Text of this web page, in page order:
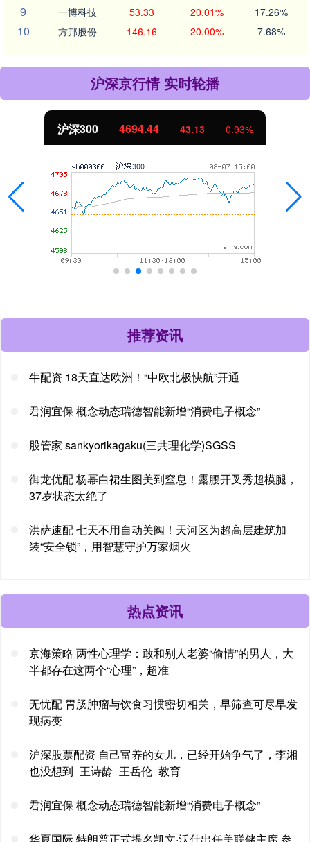
9 一博科技 53.33 20.01% 17.26%
10 方邦股份 146.16 20.00% 7.68%
沪深京行情 实时轮播
北证50 1134.24 11.37 1.01%
推荐资讯
牛配资 18天直达欧洲！“中欧北极快航”开通
君润宜保 概念动态瑞德智能新增“消费电子概念”
股管家 sankyorikagaku(三共理化学)SGSS
御龙优配 杨幂白裙生图美到窒息！露腰开叉秀超模腿，
37岁状态太绝了
洪萨速配 七天不用自动关阀！天河区为超高层建筑加
装“安全锁”，用智慧守护万家烟火
热点资讯
京海策略 两性心理学：敢和别人老婆“偷情”的男人，大
半都存在这两个“心理”，超准
无忧配 胃肠肿瘤与饮食习惯密切相关，早筛查可尽早发
现病变
沪深股票配资 自己富养的女儿，已经开始争气了，李湘
也没想到_王诗龄_王岳伦_教育
君润宜保 概念动态瑞德智能新增“消费电子概念”